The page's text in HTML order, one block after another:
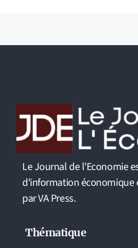
Le Journal de l'Economie
d'information économique
par VA Press.
Thématique